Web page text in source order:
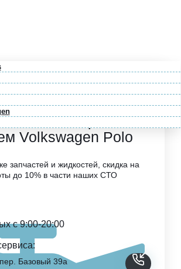
с 9:00-20:00
пер. Базовый 39а
/Volkswagen/Polo/Электрика и ПО
ремонт
электрических
Volkswagen Polo
запчастей и жидкостей, скидка на
до 10% в части наших СТО